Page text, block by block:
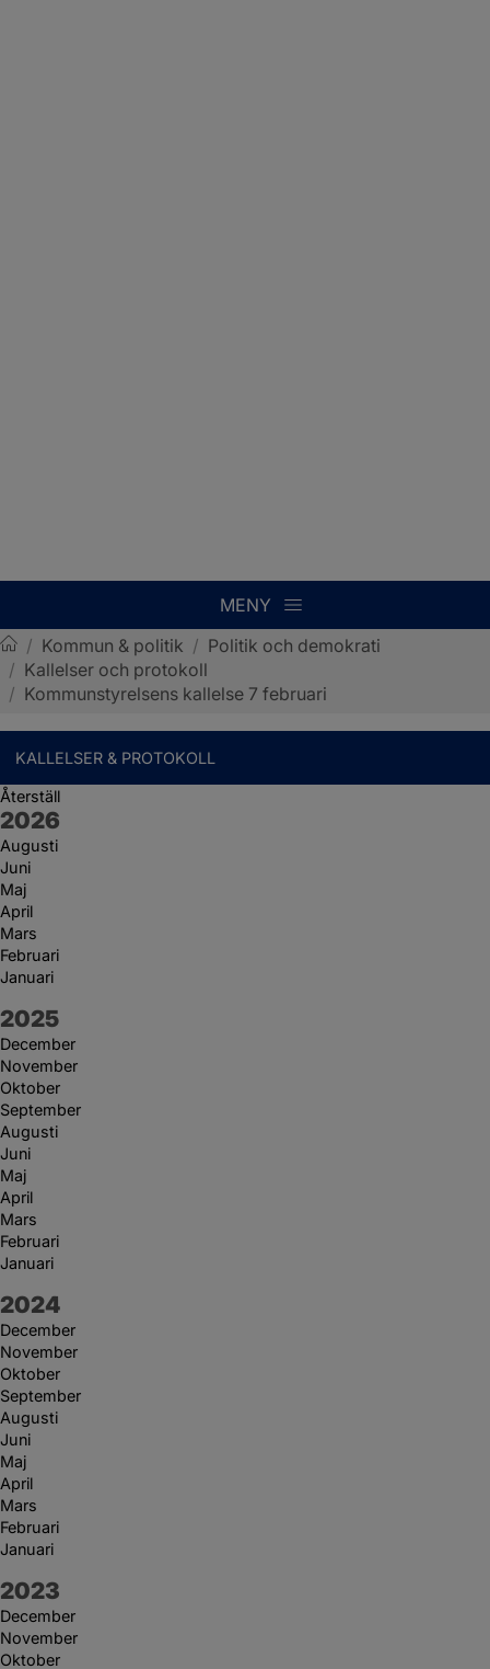
MENY
Sotenäs kommun
/ Kommun & politik / Politik och demokrati
/ Kallelser och protokoll
/ Kommunstyrelsens kallelse 7 februari
KALLELSER & PROTOKOLL
Återställ
År:
2026
Augusti
Juni
Maj
April
Mars
Februari
Januari
År:
2025
December
November
Oktober
September
Augusti
Juni
Maj
April
Mars
Februari
Januari
År:
2024
December
November
Oktober
September
Augusti
Juni
Maj
April
Mars
Februari
Januari
År:
2023
December
November
Oktober